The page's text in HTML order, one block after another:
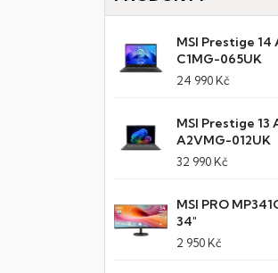
MSI Prestige 14
C1MG-065UK
24 990 Kč
MSI Prestige 13
A2VMG-012UK
32 990 Kč
MSI PRO
34"
2 950 Kč